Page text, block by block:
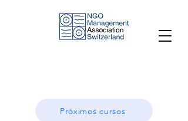
Próximos cursos